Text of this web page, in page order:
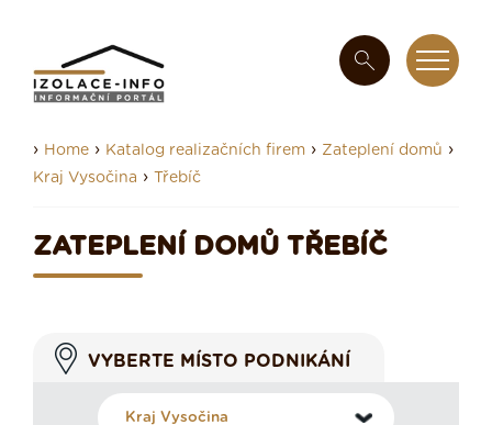
› Home › Katalog realizačních firem › Zateplení domů ›
Kraj Vysočina › Třebíč
ZATEPLENÍ DOMŮ TŘEBÍČ
VYBERTE MÍSTO PODNIKÁNÍ